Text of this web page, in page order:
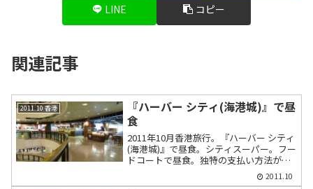
LINE コピー
関連記事
2011.10 香港
『ハーバー シティ(海港城)』で昼
食
2011年10月香港旅行。『ハーバー シティ
(海港城)』で昼食。シティスーパー。フー
ドコートで昼食。独特の支払い方法があ
る。JCBプラザにも立ち寄って情報収2011.10